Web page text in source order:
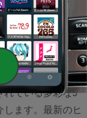
は、キャッチーな
て愛され続けてい
れている多彩なJ-
ます。最新のヒ